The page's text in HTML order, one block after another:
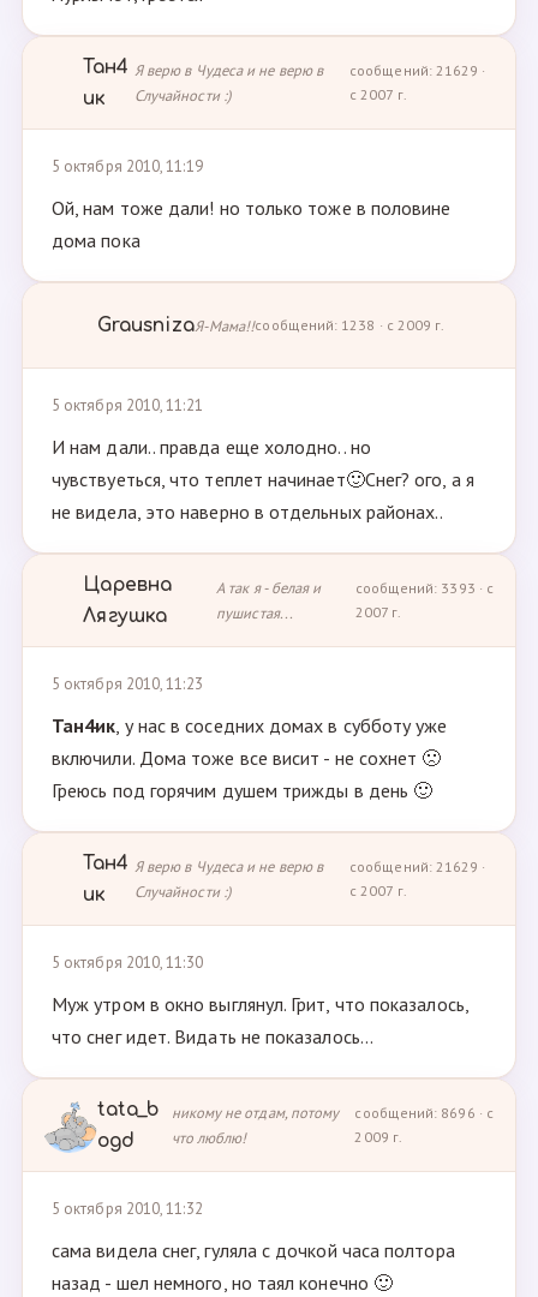
Тан4
ик
Я верю в Чудеса и не верю в
Случайности :)
сообщений: 21629 ·
с 2007 г.
5 октября 2010, 11:19
Ой, нам тоже дали! но только тоже в половине
дома пока
GrausnizaЯ-Мама!!сообщений: 1238 · с 2009 г.
5 октября 2010, 11:21
И нам дали.. правда еще холодно.. но
чувствуеться, что теплет начинает🙂Снег? ого, а я
не видела, это наверно в отдельных районах..
Царевна
Лягушка
А так я - белая и
пушистая...
сообщений: 3393 · с
2007 г.
5 октября 2010, 11:23
Тан4ик, у нас в соседних домах в субботу уже
включили. Дома тоже все висит - не сохнет 🙁
Греюсь под горячим душем трижды в день 🙂
Тан4
ик
Я верю в Чудеса и не верю в
Случайности :)
сообщений: 21629 ·
с 2007 г.
5 октября 2010, 11:30
Муж утром в окно выглянул. Грит, что показалось,
что снег идет. Видать не показалось...
tata_b
ogd
никому не отдам, потому
что люблю!
сообщений: 8696 · с
2009 г.
5 октября 2010, 11:32
сама видела снег, гуляла с дочкой часа полтора
назад - шел немного, но таял конечно 🙂